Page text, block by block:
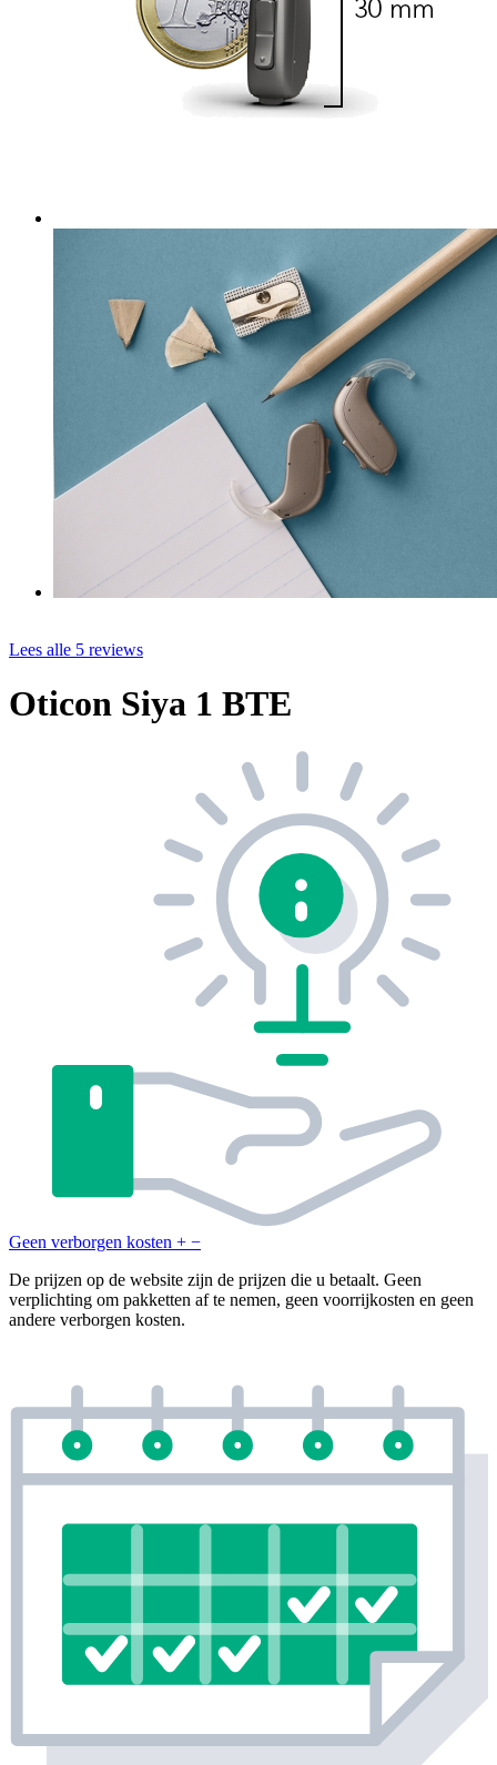
Lees alle 5 reviews
Oticon Siya 1 BTE
Geen verborgen kosten + −
De prijzen op de website zijn de prijzen die u betaalt. Geen
verplichting om pakketten af te nemen, geen voorrijkosten en geen
andere verborgen kosten.